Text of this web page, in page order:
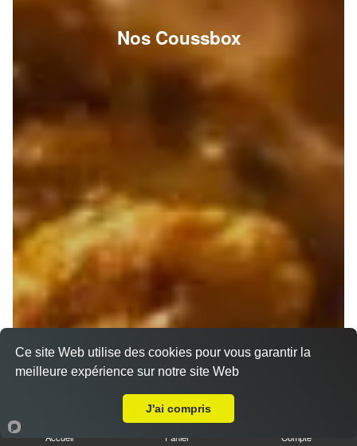
Nos Coussbox
Accueil Panier Compte
Ce site Web utilise des cookies pour vous garantir la
meilleure expérience sur notre site Web
J'ai compris